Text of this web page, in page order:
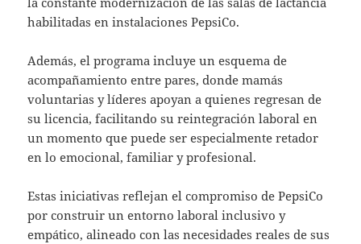
habilitadas en instalaciones PepsiCo.
Además, el programa incluye un esquema de
acompañamiento entre pares, donde mamás
voluntarias y líderes apoyan a quienes regresan de
su licencia, facilitando su reintegración laboral en
un momento que puede ser especialmente retador
en lo emocional, familiar y profesional.
Estas iniciativas reflejan el compromiso de PepsiCo
por construir un entorno laboral inclusivo y
empático, alineado con las necesidades reales de sus